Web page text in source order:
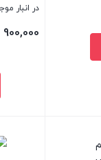
در انبار
900,000